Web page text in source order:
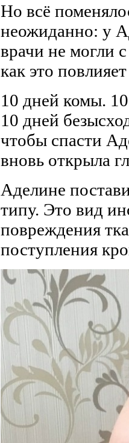
Но всё
неожиданно: у
врачи не могли
как это
10 дней комы.
10 дней
чтобы спасти
вновь открыла
Аделине
типу. Это вид
повреждения
поступления